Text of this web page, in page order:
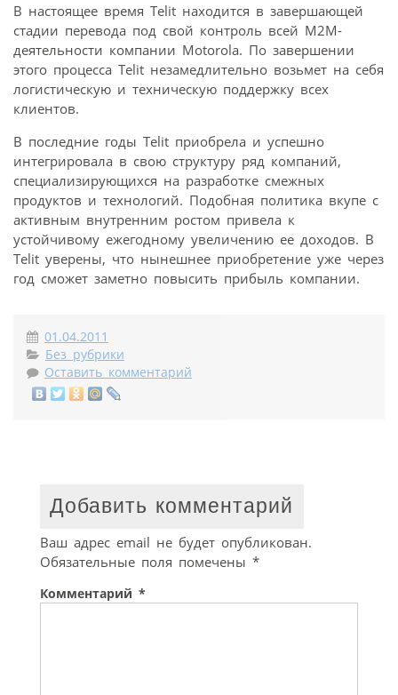
В настоящее время Telit находится в завершающей
стадии перевода под свой контроль всей M2M-
деятельности компании Motorola. По завершении
этого процесса Telit незамедлительно возьмет на себя
логистическую и техническую поддержку всех
клиентов.
В последние годы Telit приобрела и успешно
интегрировала в свою структуру ряд компаний,
специализирующихся на разработке смежных
продуктов и технологий. Подобная политика вкупе с
активным внутренним ростом привела к
устойчивому ежегодному увеличению ее доходов. В
Telit уверены, что нынешнее приобретение уже через
год сможет заметно повысить прибыль компании.
01.04.2011
Без рубрики
Оставить комментарий
Добавить комментарий
Ваш адрес email не будет опубликован.
Обязательные поля помечены *
Комментарий *